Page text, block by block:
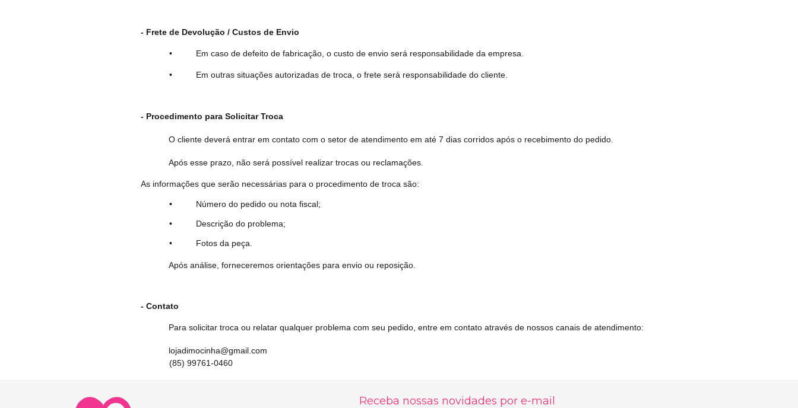
- Frete de Devolução / Custos de Envio
• Em caso de defeito de fabricação, o custo de envio será responsabilidade da empresa.
• Em outras situações autorizadas de troca, o frete será responsabilidade do cliente.
- Procedimento para Solicitar Troca
O cliente deverá entrar em contato com o setor de atendimento em até 7 dias corridos após o recebimento do pedido.
Após esse prazo, não será possível realizar trocas ou reclamações.
As informações que serão necessárias para o procedimento de troca são:
• Número do pedido ou nota fiscal;
• Descrição do problema;
• Fotos da peça.
Após análise, forneceremos orientações para envio ou reposição.
- Contato
Para solicitar troca ou relatar qualquer problema com seu pedido, entre em contato através de nossos canais de atendimento:
lojadimocinha@gmail.com
(85) 99761-0460
Receba nossas novidades por e-mail